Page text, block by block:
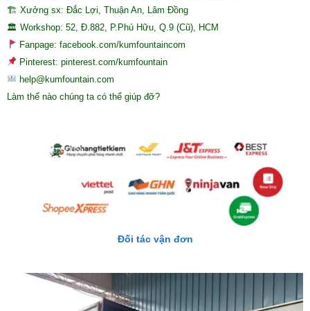
🏗 Xưởng sx: Đắc Lợi, Thuận An, Lâm Đồng
🏛 Workshop: 52, Đ.882, P.Phú Hữu, Q.9 (Cũ), HCM
Fanpage: facebook.com/kumfountaincom
Pinterest: pinterest.com/kumfountain
help@kumfountain.com
Làm thế nào chúng ta có thể giúp đỡ?
Đối tác vận đơn